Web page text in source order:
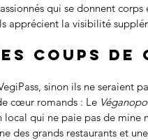
qui se donnent
apprécient la visibilité
coups
sinon ils ne seraient
cœur romands : Le
local qui ne paie pas de mine
des grands restaurants et